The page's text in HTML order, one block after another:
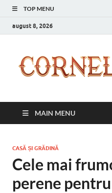
TOP MENU
august 8, 2026
MAIN MENU
CASĂ ȘI GRĂDINĂ
Cele mai
perene